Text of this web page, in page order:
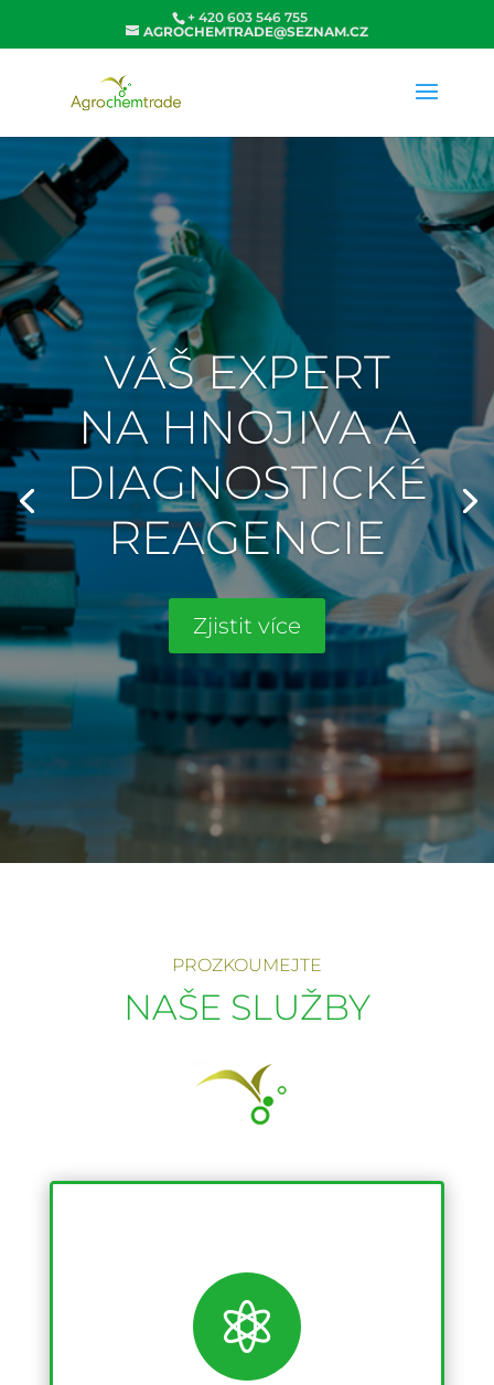
+ 420 603 546 755
AGROCHEMTRADE@SEZNAM.CZ
VÁŠ EXPERT
NA HNOJIVA A
DIAGNOSTICKÉ
REAGENCIE
Zjistit více
PROZKOUMEJTE
NAŠE SLUŽBY
